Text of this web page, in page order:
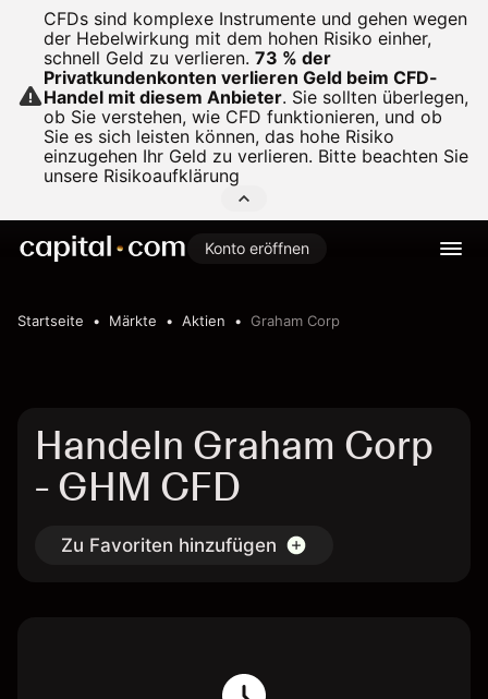
CFDs sind komplexe Instrumente und gehen wegen
der Hebelwirkung mit dem hohen Risiko einher,
schnell Geld zu verlieren. 73 % der
Privatkundenkonten verlieren Geld beim CFD-
Handel mit diesem Anbieter. Sie sollten überlegen,
ob Sie verstehen, wie CFD funktionieren, und ob
Sie es sich leisten können, das hohe Risiko
einzugehen Ihr Geld zu verlieren. Bitte beachten Sie
unsere Risikoaufklärung
Konto eröffnen
Startseite Märkte Aktien Graham Corp
Handeln Graham Corp
- GHM CFD
Zu Favoriten hinzufügen